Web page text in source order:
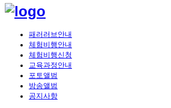
패러러브안내
체험비행안내
체험비행신청
교육과정안내
포토앨범
방송앨범
공지사항